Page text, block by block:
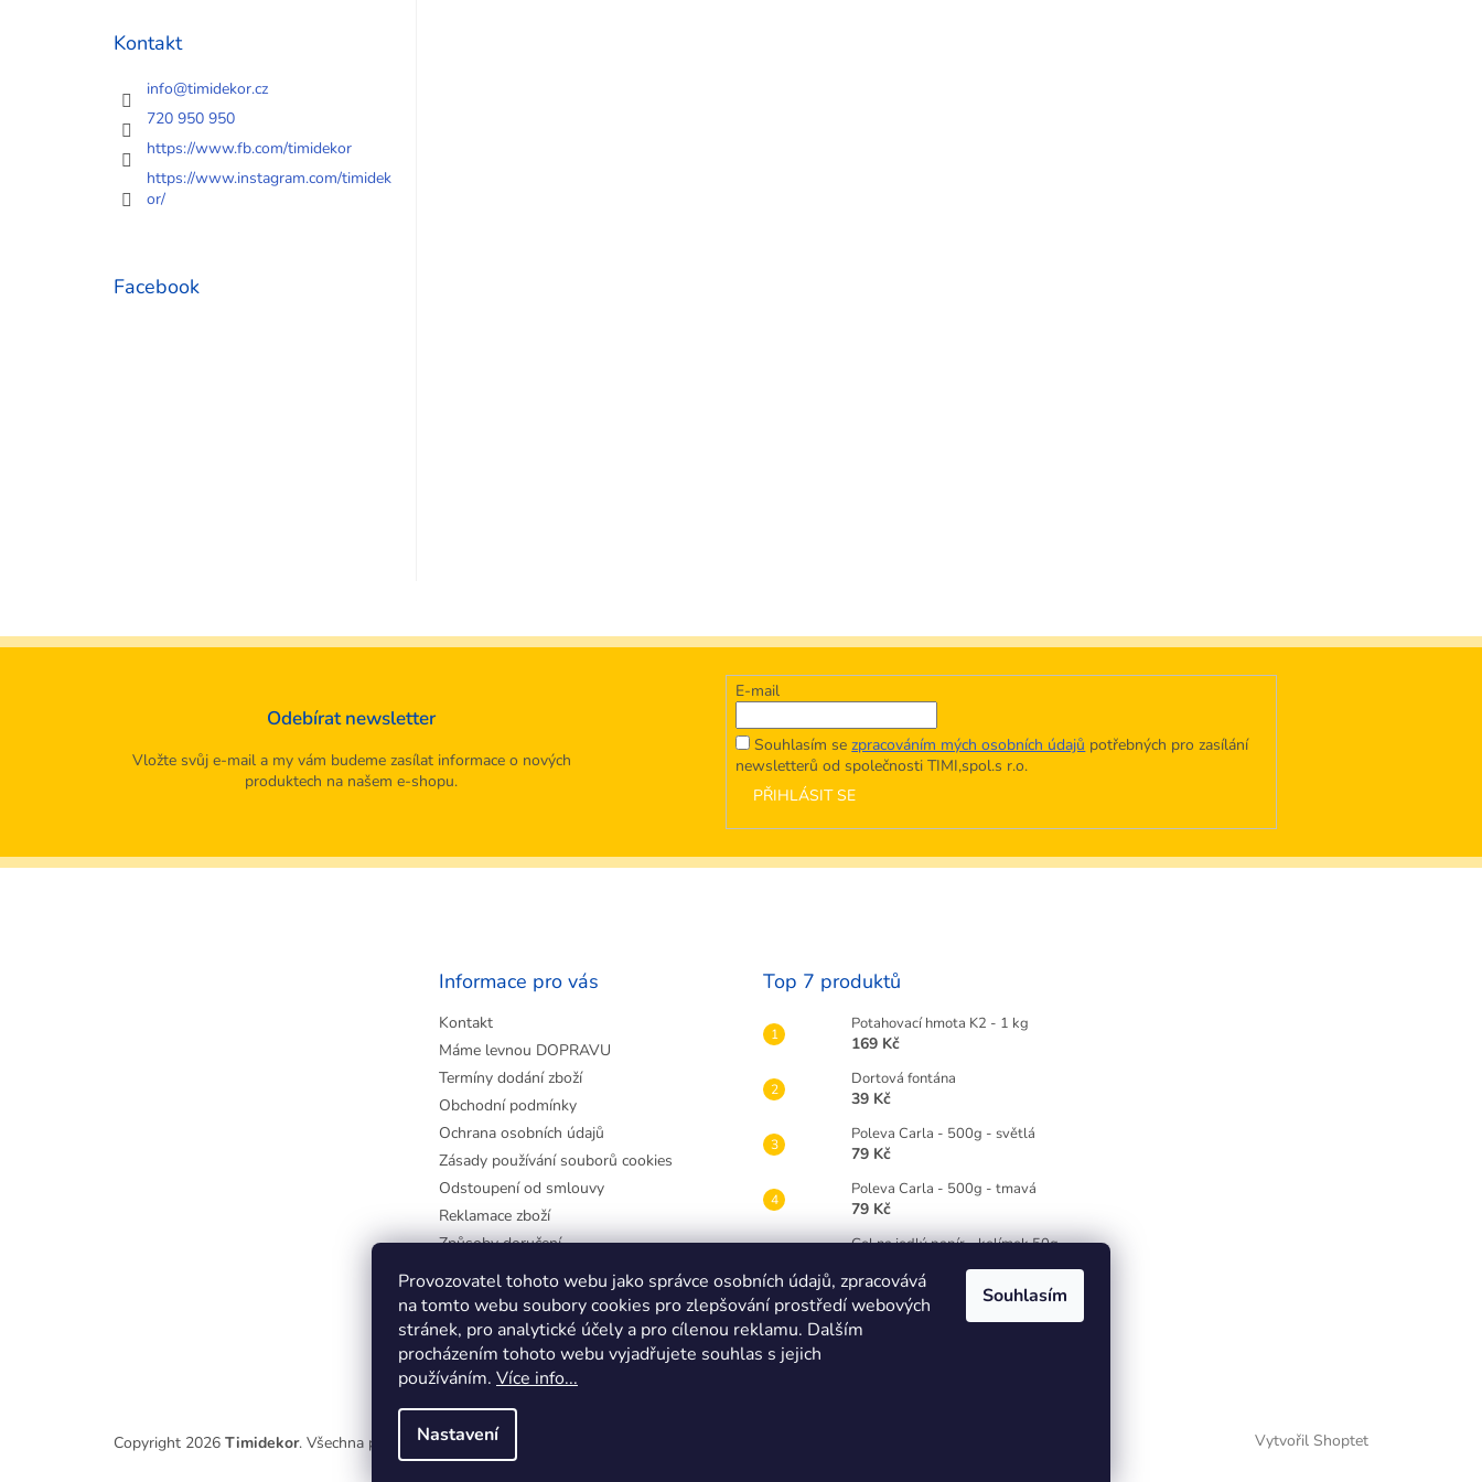
Provozovatel tohoto webu jako správce osobních údajů, zpracovává
na tomto webu soubory cookies pro zlepšování prostředí webových
stránek, pro analytické účely a pro cílenou reklamu. Dalším
procházením tohoto webu vyjadřujete souhlas s jejich
používáním. Více info...
Nastavení
Souhlasím
Kontakt
info@timidekor.cz
720 950 950
https://www.fb.com/timidekor
https://www.instagram.com/timidek
or/
Facebook
Odebírat newsletter
Vložte svůj e-mail a my vám budeme zasílat informace o nových
produktech na našem e-shopu.
E-mail
Souhlasím sezpracováním mých osobních údajů potřebných pro zasílání
newsletterů od společnosti TIMI,spol.s r.o.
PŘIHLÁSIT SE
Z
Informace pro vás
Kontakt
Máme levnou DOPRAVU
Termíny dodání zboží
Obchodní podmínky
Ochrana osobních údajů
Zásady používání souborů cookies
Odstoupení od smlouvy
Reklamace zboží
Způsoby doručení
Jak zaplatit zboží
VÝDEJNA v Třebíči
Moje objednávka
Top 7 produktů
Potahovací hmota K2 - 1 kg
169 Kč
Dortová fontána
39 Kč
Poleva Carla - 500g - světlá
79 Kč
Poleva Carla - 500g - tmavá
79 Kč
Gel na jedlý papír - kelímek 50g
Gelová barva Wilton 28g - červená RED
89 Kč
Vytvořil Shoptet
Copyright 2026 Timidekor. Všechna práva vyhrazena.